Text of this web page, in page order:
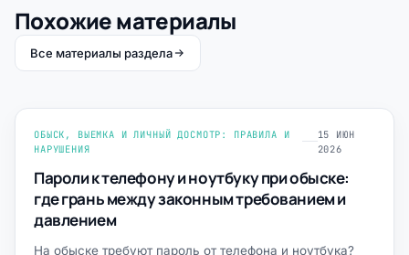
Похожие материалы
Все материалы раздела
ОБЫСК, ВЫЕМКА И ЛИЧНЫЙ ДОСМОТР: ПРАВИЛА И
НАРУШЕНИЯ
15 ИЮН
2026
Пароли к телефону и ноутбуку при обыске:
где грань между законным требованием и
давлением
На обыске требуют пароль от телефона и ноутбука?